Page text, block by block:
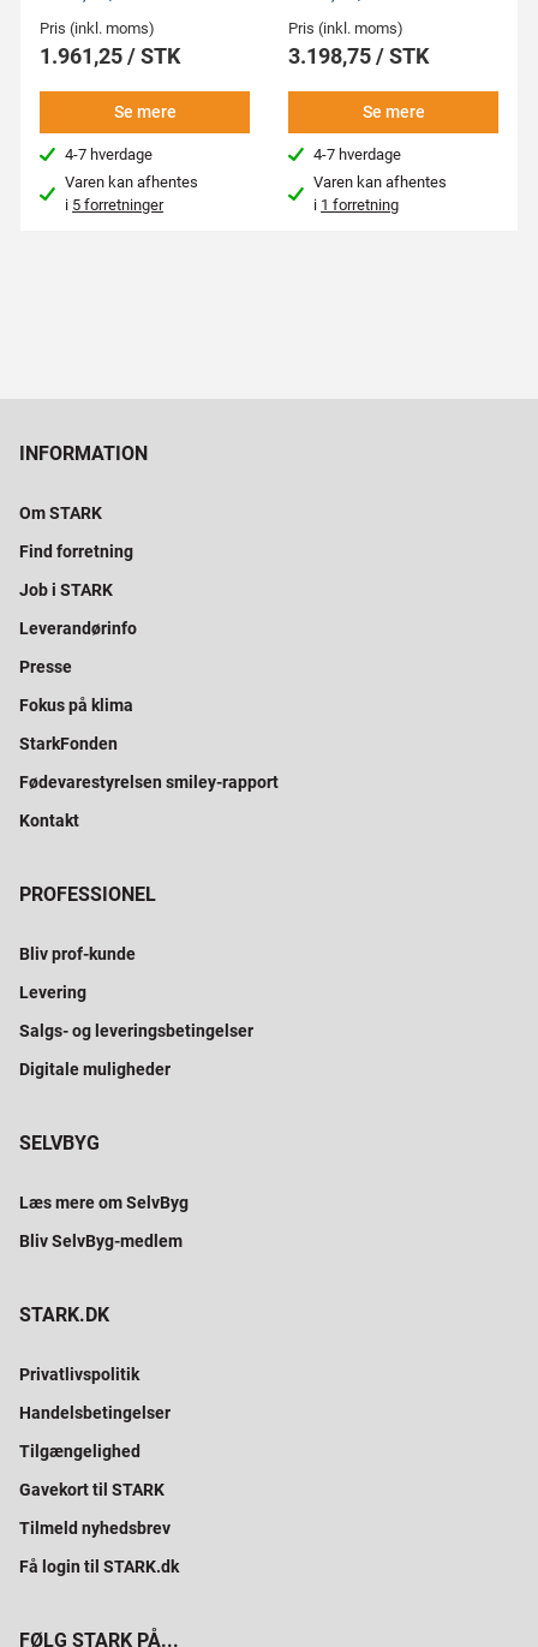
Pris (inkl. moms)
1.961,25 / STK
Se mere
4-7 hverdage
Varen kan afhentes
i 5 forretninger
Pris (inkl. moms)
3.198,75 / STK
Se mere
4-7 hverdage
Varen kan afhentes
i 1 forretning
INFORMATION
Om STARK
Find forretning
Job i STARK
Leverandørinfo
Presse
Fokus på klima
StarkFonden
Fødevarestyrelsen smiley-rapport
Kontakt
PROFESSIONEL
Bliv prof-kunde
Levering
Salgs- og leveringsbetingelser
Digitale muligheder
SELVBYG
Læs mere om SelvByg
Bliv SelvByg-medlem
STARK.DK
Privatlivspolitik
Handelsbetingelser
Tilgængelighed
Gavekort til STARK
Tilmeld nyhedsbrev
Få login til STARK.dk
FØLG STARK PÅ...